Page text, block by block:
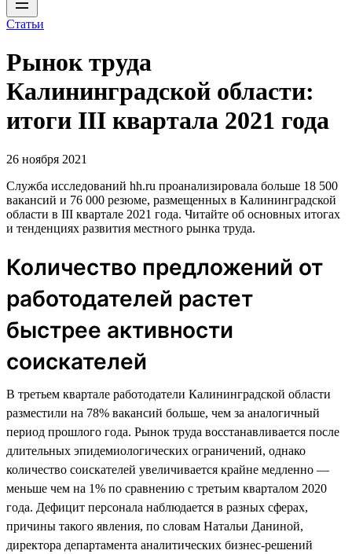
Статьи
Рынок труда
Калининградской области:
итоги III квартала 2021 года
26 ноября 2021
Служба исследований hh.ru проанализировала больше 18 500
вакансий и 76 000 резюме, размещенных в Калининградской
области в III квартале 2021 года. Читайте об основных итогах
и тенденциях развития местного рынка труда.
Количество предложений от
работодателей растет
быстрее активности
соискателей
В третьем квартале работодатели Калининградской области
разместили на 78% вакансий больше, чем за аналогичный
период прошлого года. Рынок труда восстанавливается после
длительных эпидемиологических ограничений, однако
количество соискателей увеличивается крайне медленно —
меньше чем на 1% по сравнению с третьим кварталом 2020
года. Дефицит персонала наблюдается в разных сферах,
причины такого явления, по словам Натальи Даниной,
директора департамента аналитических бизнес-решений